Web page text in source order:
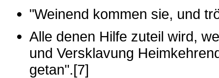
"Weinend kommen sie, und
Alle denen Hilfe zuteil wird,
und Versklavung
getan".[7]